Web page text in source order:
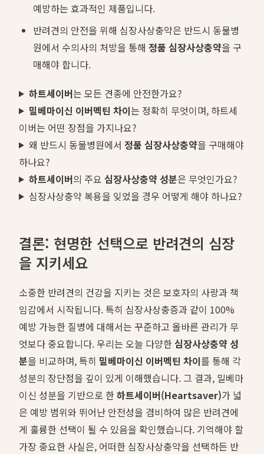
예방하는 효과적인 제품입니다.
반려견의 안전을 위해 심장사상충약은 반드시 동물병
원에서 수의사의 처방을 통해 정품 심장사상충약을 구
매해야 합니다.
하트세이버는 모든 견종에 안전한가요?
밀베마이신 이버멕틴 차이는 정확히 무엇이며, 하트세
이버는 어떤 장점을 가지나요?
왜 반드시 동물병원에서 정품 심장사상충약을 구매해야
하나요?
하트세이버의 주요 심장사상충약 성분은 무엇인가요?
심장사상충약 복용을 잊었을 경우 어떻게 해야 하나요?
결론: 현명한 선택으로 반려견의 심장
을 지키세요
소중한 반려견의 건강을 지키는 것은 보호자의 사랑과 책
임감에서 시작됩니다. 특히 심장사상충증과 같이 100%
예방 가능한 질병에 대해서는 꾸준하고 올바른 관리가 무
엇보다 중요합니다. 우리는 오늘 다양한심장사상충약 성
분을 비교하며, 특히 밀베마이신 이버멕틴 차이를 통해 각
성분의 장단점을 깊이 있게 이해했습니다. 그 결과, 밀베마
이신 성분을 기반으로 한하트세이버(Heartsaver)가 넓
은 예방 범위와 뛰어난 안전성을 겸비하여 많은 반려견에
게 훌륭한 선택이 될 수 있음을 확인했습니다. 기억해야 할
가장 중요한 사실은, 어떠한 심장사상충약을 선택하든 반